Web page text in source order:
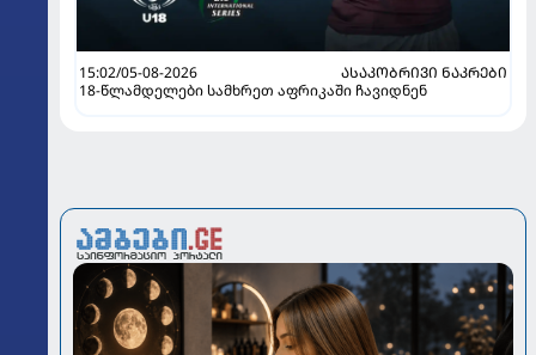
15:02/05-08-2026
ᲐᲡᲐᲙᲝᲑᲠᲘᲕᲘ ᲜᲐᲙᲠᲔᲑᲘ
18-წლამდელები სამხრეთ აფრიკაში ჩავიდნენ